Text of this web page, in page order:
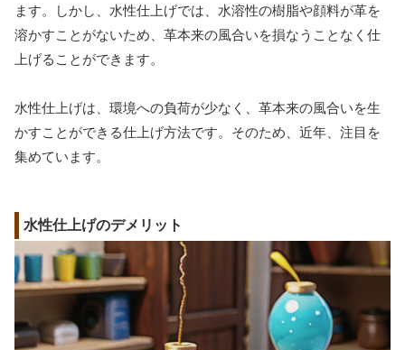
ます。しかし、水性仕上げでは、水溶性の樹脂や顔料が革を
溶かすことがないため、革本来の風合いを損なうことなく仕
上げることができます。
水性仕上げは、環境への負荷が少なく、革本来の風合いを生
かすことができる仕上げ方法です。そのため、近年、注目を
集めています。
水性仕上げのデメリット